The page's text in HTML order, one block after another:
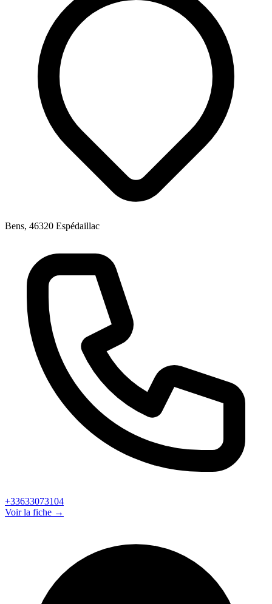
Bens, 46320 Espédaillac
+33633073104
Voir la fiche →